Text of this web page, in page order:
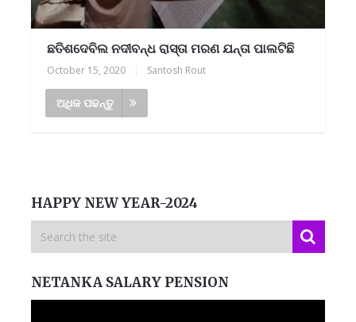
ଛତିଶଦେବିଲ ନଦୀବନ୍ଧ ରାସ୍ତା ମରଣ ଯନ୍ତା ପାଲଟିଛି
October 15, 2020 Santosh Rout
ଅଧିକ ପଢନ୍ତୁ
HAPPY NEW YEAR-2024
NETANKA SALARY PENSION